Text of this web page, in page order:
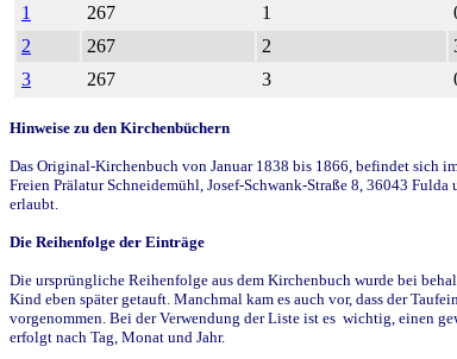
1
267 1
2
267 2
3
267 3
Hinweise zu den Kirchenbüchern
Das Original-Kirchenbuch von Januar 1838 bis 1866, befindet sich
Freien Prälatur Schneidemühl, Josef-Schwank-Straße 8, 36043
erlaubt.
Die Reihenfolge der Einträge
Die ursprüngliche Reihenfolge aus dem Kirchenbuch wurde bei
Kind eben später getauft. Manchmal kam es auch vor, dass der
vorgenommen. Bei der Verwendung der Liste ist es wichtig, einen
erfolgt nach Tag, Monat und Jahr.